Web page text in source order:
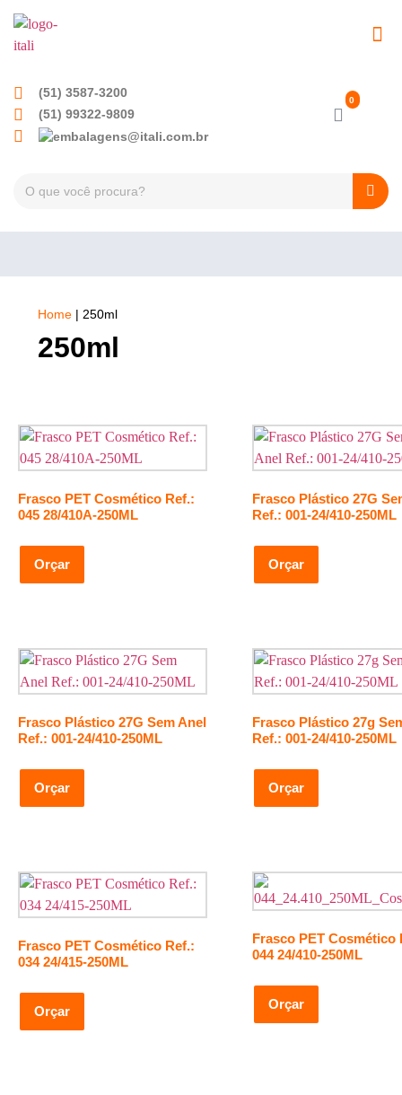
(51) 3587-3200
(51) 99322-9809
Home 250ml
250ml
Frasco PET Cosmético Ref.:
045 28/410A-250ML
Orçar
Frasco Plástico 27G
Ref.: 001-24/410-250ML
Orçar
Frasco Plástico 27G Sem Anel
Ref.: 001-24/410-250ML
Orçar
Frasco Plástico 27g
Ref.: 001-24/410-250ML
Orçar
Frasco PET Cosmético Ref.:
034 24/415-250ML
Orçar
Frasco PET Cosmético
044 24/410-250ML
Orçar